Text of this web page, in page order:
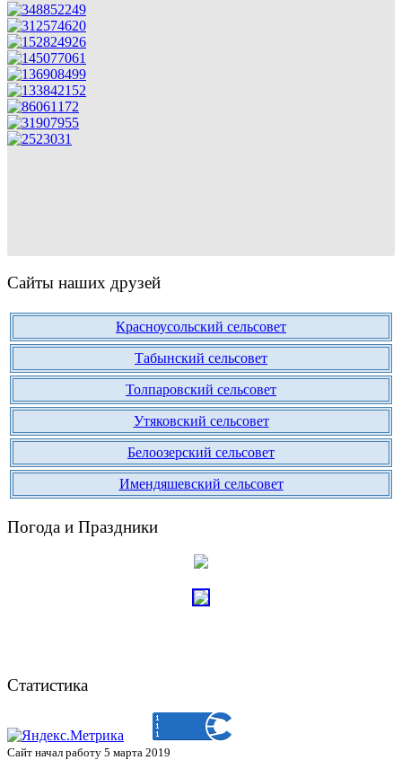
Сайты наших друзей
Красноусольский сельсовет
Табынский сельсовет
Толпаровский сельсовет
Утяковский сельсовет
Белоозерский сельсовет
Имендяшевский сельсовет
Погода и Праздники
Статистика
Сайт начал работу 5 марта 2019